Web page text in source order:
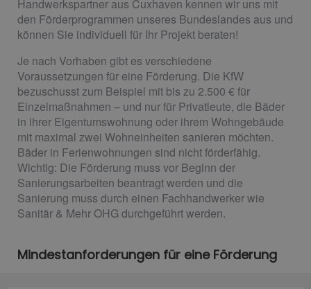
Handwerkspartner aus Cuxhaven kennen wir uns mit
den Förderprogrammen unseres Bundeslandes aus und
können Sie individuell für Ihr Projekt beraten!
Je nach Vorhaben gibt es verschiedene
Voraussetzungen für eine Förderung. Die KfW
bezuschusst zum Beispiel mit bis zu 2.500 € für
Einzelmaßnahmen – und nur für Privatleute, die Bäder
in ihrer Eigentumswohnung oder ihrem Wohngebäude
mit maximal zwei Wohneinheiten sanieren möchten.
Bäder in Ferienwohnungen sind nicht förderfähig.
Wichtig: Die Förderung muss vor Beginn der
Sanierungsarbeiten beantragt werden und die
Sanierung muss durch einen Fachhandwerker wie
Sanitär & Mehr OHG durchgeführt werden.
Mindestanforderungen für eine Förderung